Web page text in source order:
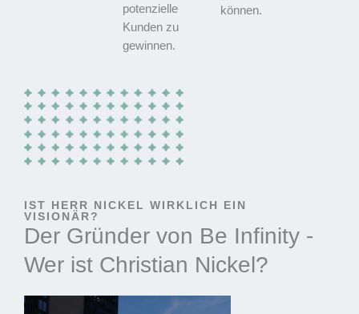
potenzielle
Kunden zu
gewinnen.
können.
IST HERR NICKEL WIRKLICH EIN
VISIONÄR?
Der Gründer von Be Infinity -
Wer ist Christian Nickel?